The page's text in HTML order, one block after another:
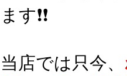
ます❗️❗️
当店では只今、